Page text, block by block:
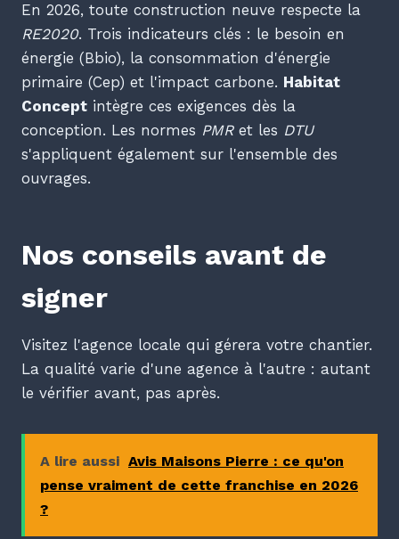
En 2026, toute construction neuve respecte la
RE2020. Trois indicateurs clés : le besoin en
énergie (Bbio), la consommation d'énergie
primaire (Cep) et l'impact carbone. Habitat
Concept intègre ces exigences dès la
conception. Les normes PMRet les DTU
s'appliquent également sur l'ensemble des
ouvrages.
Nos conseils avant de
signer
Visitez l'agence locale qui gérera votre chantier.
La qualité varie d'une agence à l'autre : autant
le vérifier avant, pas après.
A lire aussi Avis Maisons Pierre : ce qu'on
pense vraiment de cette franchise en 2026
?